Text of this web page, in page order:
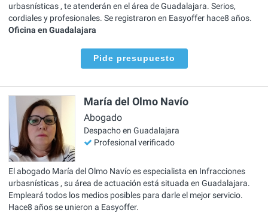
urbasnísticas , te atenderán en el área de Guadalajara. Serios,
cordiales y profesionales. Se registraron en Easyoffer hace8 años.
Oficina en Guadalajara
Pide presupuesto
María del Olmo Navío
Abogado
Despacho en Guadalajara
Profesional verificado
El abogado María del Olmo Navío es especialista en Infracciones
urbasnísticas , su área de actuación está situada en Guadalajara.
Empleará todos los medios posibles para darle el mejor servicio.
Hace8 años se unieron a Easyoffer.